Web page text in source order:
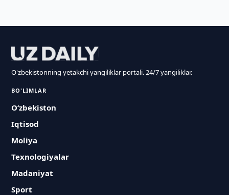
O'zbekistonning yetakchi yangiliklar portali. 24/7 yangiliklar.
BO'LIMLAR
O‘zbekiston
Iqtisod
Moliya
Texnologiyalar
Madaniyat
Sport